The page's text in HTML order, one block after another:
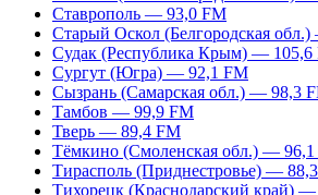
Ставрополь — 93,0 FM
Старый Оскол (Белгородская
Судак (Республика Крым) — 105,6
Сургут (Югра) — 92,1 FM
Сызрань (Самарская обл.) — 98,3
Тамбов — 99,9 FM
Тверь — 89,4 FM
Тёмкино (Смоленская обл.) —
Тирасполь (Приднестровье) —
Тихорецк (Краснодарский край)